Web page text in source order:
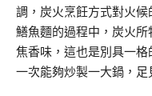
調，炭火烹飪方式對火
鱔魚麵的過程中，炭火
焦香味，這也是別具一格
一次能夠炒製一大鍋，足